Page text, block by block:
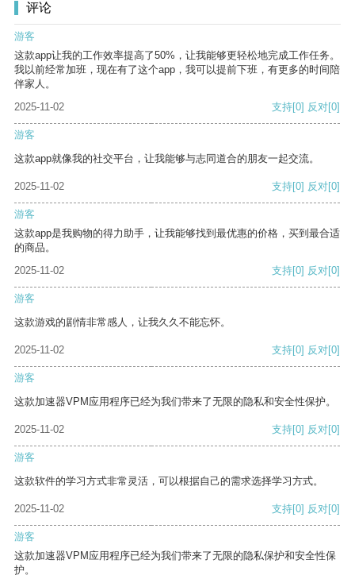
评论
游客
这款app让我的工作效率提高了50%，让我能够更轻松地完成工作任务。
我以前经常加班，现在有了这个app，我可以提前下班，有更多的时间陪
伴家人。
2025-11-02
支持[0] 反对[0]
游客
这款app就像我的社交平台，让我能够与志同道合的朋友一起交流。
2025-11-02 支持[0] 反对[0]
游客
这款app是我购物的得力助手，让我能够找到最优惠的价格，买到最合适
的商品。
2025-11-02
支持[0] 反对[0]
游客
这款游戏的剧情非常感人，让我久久不能忘怀。
2025-11-02 支持[0] 反对[0]
游客
这款加速器VPM应用程序已经为我们带来了无限的隐私和安全性保护。
2025-11-02 支持[0] 反对[0]
游客
这款软件的学习方式非常灵活，可以根据自己的需求选择学习方式。
2025-11-02 支持[0] 反对[0]
游客
这款加速器VPM应用程序已经为我们带来了无限的隐私保护和安全性保
护。